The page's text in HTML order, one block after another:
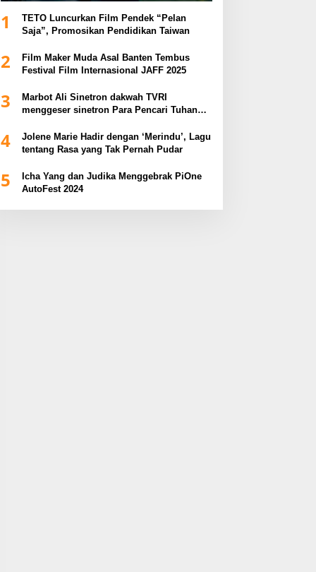
1
TETO Luncurkan Film Pendek “Pelan
Saja”, Promosikan Pendidikan Taiwan
2
Film Maker Muda Asal Banten Tembus
Festival Film Internasional JAFF 2025
3
Marbot Ali Sinetron dakwah TVRI
menggeser sinetron Para Pencari Tuhan
4
Jolene Marie Hadir dengan ‘Merindu’, Lagu
tentang Rasa yang Tak Pernah Pudar
5
Icha Yang dan Judika Menggebrak PiOne
AutoFest 2024